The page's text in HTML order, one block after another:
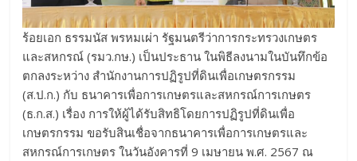
ร้อยเอก ธรรมนัส พรหมเผ่า รัฐมนตรีว่าการกระทรวงเกษตร
และสหกรณ์ (รมว.กษ.) เป็นประธาน ในพิธีลงนามในบันทึกข้อ
ตกลงระหว่าง สำนักงานการปฏิรูปที่ดินเพื่อเกษตรกรรม
(ส.ป.ก.) กับ ธนาคารเพื่อการเกษตรและสหกรณ์การเกษตร
(ธ.ก.ส.) เรื่อง การให้ผู้ได้รับสิทธิโดยการปฏิรูปที่ดินเพื่อ
เกษตรกรรม ขอรับสินเชื่อจากธนาคารเพื่อการเกษตรและ
สหกรณ์การเกษตร ในวันอังคารที่ 9 เมษายน พ.ศ. 2567 ณ